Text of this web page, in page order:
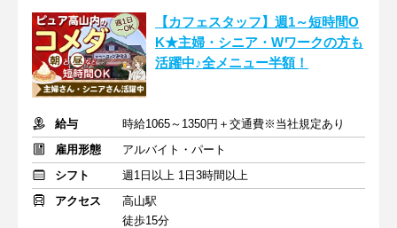
【カフェスタッフ】週1～短時間O
K★主婦・シニア・Wワークの方も
活躍中♪全メニュー半額！
給与
時給1065～1350円＋交通費※当社規定あり
雇用形態
アルバイト・パート
シフト
週1日以上 1日3時間以上
アクセス
高山駅
徒歩15分